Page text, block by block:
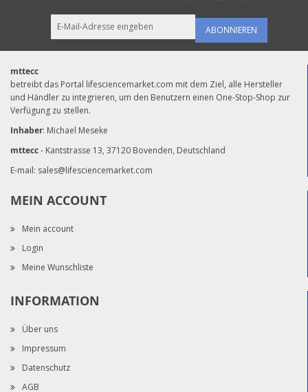
ABONNIEREN
mttecc
betreibt das Portal lifesciencemarket.com mit dem Ziel, alle Hersteller
und Händler zu integrieren, um den Benutzern einen One-Stop-Shop zur
Verfügung zu stellen.
Inhaber: Michael Meseke
mttecc- Kantstrasse 13, 37120 Bovenden, Deutschland
E-mail: sales@lifesciencemarket.com
MEIN ACCOUNT
Mein account
Login
Meine Wunschliste
INFORMATION
Über uns
Impressum
Datenschutz
AGB